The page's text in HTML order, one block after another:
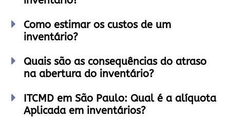
Como estimar os custos de um
inventário?
Quais são as consequências do atraso
na abertura do inventário?
ITCMD em São Paulo: Qual é a alíquota
Aplicada em inventários?